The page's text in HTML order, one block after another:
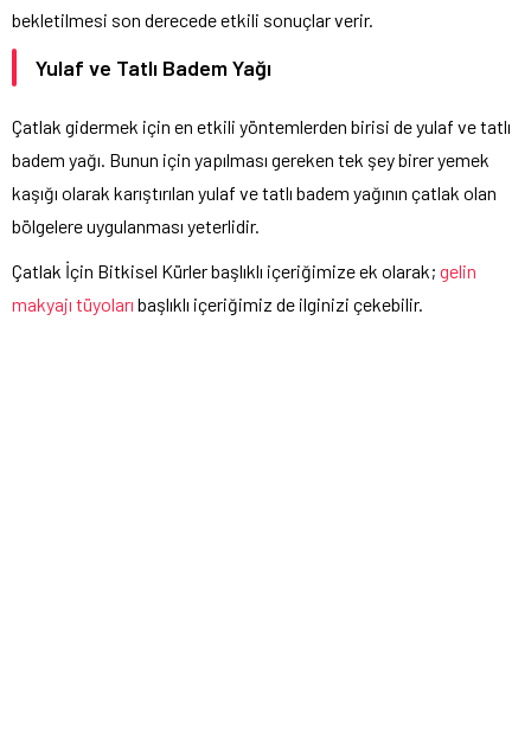
bekletilmesi son derecede etkili sonuçlar verir.
Yulaf ve Tatlı Badem Yağı
Çatlak gidermek için en etkili yöntemlerden birisi de yulaf ve tatlı
badem yağı. Bunun için yapılması gereken tek şey birer yemek
kaşığı olarak karıştırılan yulaf ve tatlı badem yağının çatlak olan
bölgelere uygulanması yeterlidir.
Çatlak İçin Bitkisel Kürler başlıklı içeriğimize ek olarak; gelin
makyajı tüyoları başlıklı içeriğimiz de ilginizi çekebilir.